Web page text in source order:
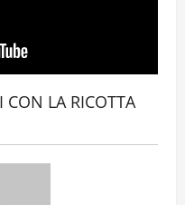
CON LA RICOTTA